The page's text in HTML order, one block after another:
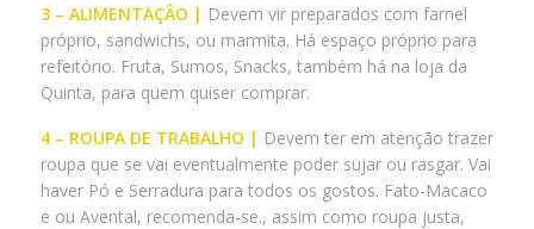
3 – ALIMENTAÇÂO | Devem vir preparados com farnel
próprio, sandwichs, ou marmita. Há espaço próprio para
refeitório. Fruta, Sumos, Snacks, também há na loja da
Quinta, para quem quiser comprar.
4 – ROUPA DE TRABALHO | Devem ter em atenção trazer
roupa que se vai eventualmente poder sujar ou rasgar. Vai
haver Pó e Serradura para todos os gostos. Fato-Macaco
e ou Avental, recomenda-se., assim como roupa justa,